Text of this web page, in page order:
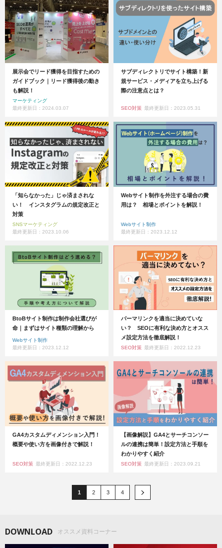
展示会でリード獲得を目指すための
ガイドブック｜リード獲得後の動き
も解説！
マーケティング
最終更新日：2024.03.07
サブディレクトリでサイト構築！新
規サービス・メディアを立ち上げる
際の注意点とは？
SEO対策 最終更新日：2023.05.31
「知らなかった」じゃ済まされな
い！ インスタグラムの規定改正と
対策
SNSマーケティング
最終更新日：2023.10.06
Webサイト制作を外注する場合の費
用は？ 相場とポイントを解説！
Webサイト制作
最終更新日：2023.12.12
BtoBサイト制作は制作会社選びが
命｜まずはサイト種類の理解から
Webサイト制作
最終更新日：2023.12.12
パーマリンクを適当に決めていな
い？ SEOに有利な決め方とオスス
メ設定方法を徹底解説！
SEO対策 最終更新日：2022.12.23
GA4カスタムディメンション入門！
概要や使い方を画像付きで解説！
SEO対策 最終更新日：2022.12.23
【画像解説】GA4とサーチコンソー
ルの連携は簡単！設定方法と手順を
わかりやすく紹介
SEO対策 最終更新日：2023.09.21
1 2 3 4
DOWNLOAD オススメ資料コーナー